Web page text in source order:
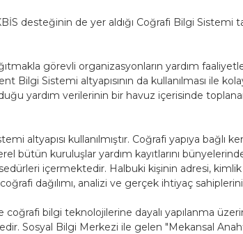
de yer aldığı Coğrafi Bilgi Sistemi
görevli organizasyonların yardım faaliyetleri
Bilgi Sistemi altyapısının da kullanılması ile
yardım verilerinin bir havuz içerisinde
kullanılmıştır. Coğrafi yapıya bağlı
kuruluşlar yardım kayıtlarını
içermektedir. Halbuki kişinin adresi,
dağılımı, analizi ve gerçek ihtiyaç
bilgi teknolojilerine dayalı yapılanma
Sosyal Bilgi Merkezi ile gelen "Mekansal